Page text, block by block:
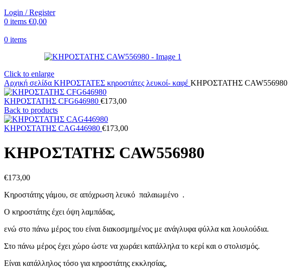
Login / Register
0 items €0,00
0 items
Click to enlarge
Αρχική σελίδα ΚΗΡΟΣΤΑΤΕΣ κηροστάτες λευκοί- καφέ ΚΗΡΟΣΤΑΤΗΣ CAW556980
ΚΗΡΟΣΤΑΤΗΣ CFG646980 €173,00
Back to products
ΚΗΡΟΣΤΑΤΗΣ CAG446980 €173,00
ΚΗΡΟΣΤΑΤΗΣ CAW556980
€173,00
Κηροστάτης γάμου, σε απόχρωση λευκό παλαιωμένο .
Ο κηροστάτης έχει όψη λαμπάδας,
ενώ στο πάνω μέρος του είναι διακοσμημένος με ανάγλυφα φύλλα και λουλούδια.
Στο πάνω μέρος έχει χώρο ώστε να χωράει κατάλληλα το κερί και ο στολισμός.
Είναι κατάλληλος τόσο για κηροστάτης εκκλησίας,